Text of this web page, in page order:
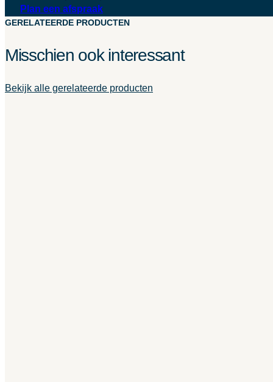
Plan een afspraak
GERELATEERDE PRODUCTEN
Misschien ook interessant
Bekijk alle gerelateerde producten